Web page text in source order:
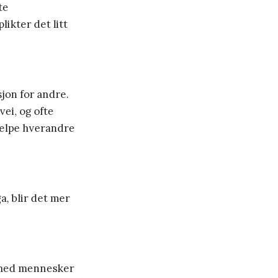
det litt
for andre.
og ofte
hverandre
blir det mer
mennesker